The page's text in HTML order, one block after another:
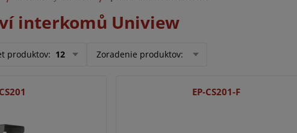
interkomů Uniview
produktov: 12 Zoradenie produktov:
EP-CS201-F